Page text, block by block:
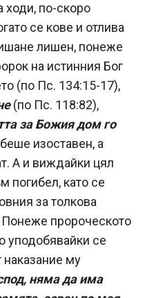
по-скоро
се кове и отлива
лишен, понеже
на истинния Бог
(по Пс. 134:15-17),
(по Пс. 118:82),
за Божия дом го
изоставен, а
А и виждайки цял
погибел, като се
за толкова
пророческото
уподобявайки се
наказание му
няма да има